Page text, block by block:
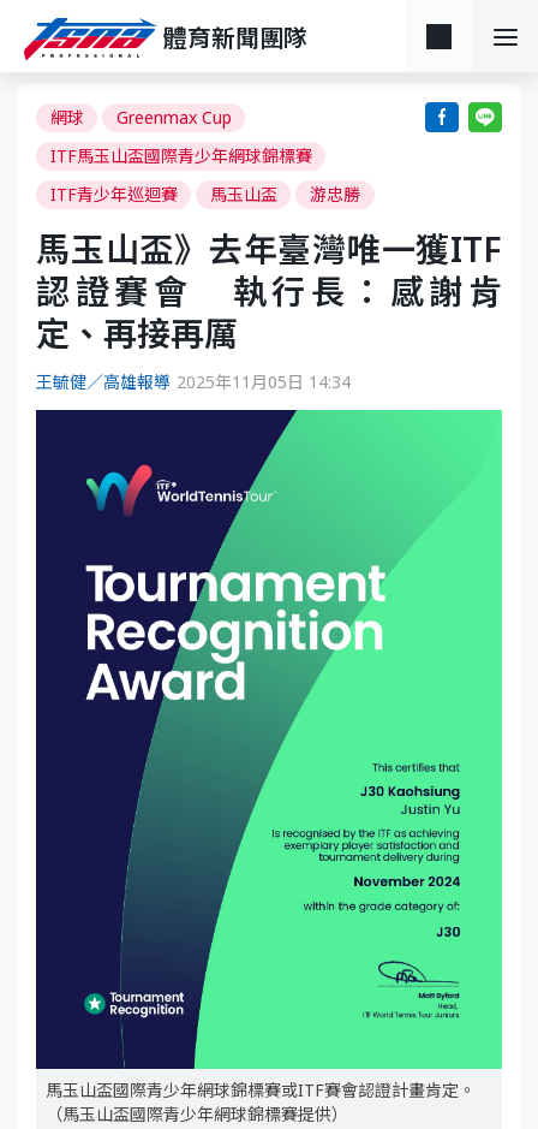
體育新聞團隊
網球
Greenmax Cup
ITF馬玉山盃國際青少年網球錦標賽
ITF青少年巡迴賽
馬玉山盃 游忠勝
馬玉山盃》去年臺灣唯一獲ITF
認證賽會 執行長：感謝肯
定、再接再厲
王毓健／高雄報導 2025年11月05日 14:34
馬玉山盃國際青少年網球錦標賽或ITF賽會認證計畫肯定。
（馬玉山盃國際青少年網球錦標賽提供）